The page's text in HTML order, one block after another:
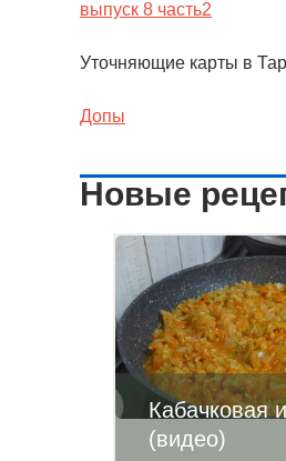
выпуск 8 часть2
Уточняющие карты в
Допы
Новые
Кабачковая
(видео)